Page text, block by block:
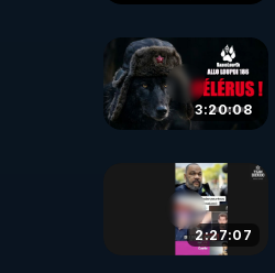
3:20:08
2:27:07